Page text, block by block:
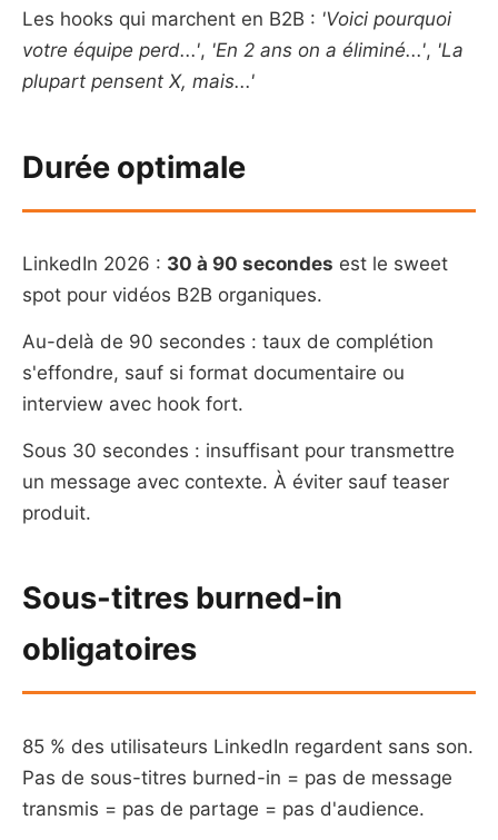
Les hooks qui marchent en B2B : 'Voici pourquoi
votre équipe perd...', 'En 2 ans on a éliminé...', 'La
plupart pensent X, mais...'
Durée optimale
LinkedIn 2026 : 30 à 90 secondes est le sweet
spot pour vidéos B2B organiques.
Au-delà de 90 secondes : taux de complétion
s'effondre, sauf si format documentaire ou
interview avec hook fort.
Sous 30 secondes : insuffisant pour transmettre
un message avec contexte. À éviter sauf teaser
produit.
Sous-titres burned-in
obligatoires
85 % des utilisateurs LinkedIn regardent sans son.
Pas de sous-titres burned-in = pas de message
transmis = pas de partage = pas d'audience.